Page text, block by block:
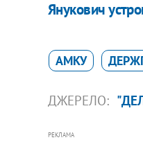
Янукович
АМКУ
ДЖЕРЕЛО:
РЕКЛАМА